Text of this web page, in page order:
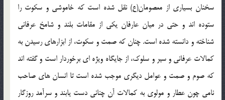
سخنان بسياري از معصومان(ع) نقل شده است كه خاموشي و سكوت را
ستوده اند و حتي در ميان عارفان يكي از مقامات بلند و شامخ عرفاني
شناخته و دانسته شده است. چنان كه صمت و سكوت، از ابزارهاي رسيدن به
كمالات عرفاني و سير و سلوك، از جايگاه ويژه اي برخوردار است و گفته اند
كه صوم و صمت و عوامل ديگري موجب شده است تا انسان هاي صاحب
نامي چون عطار و مولوي به كمالات آن چناني دست يابند و سرآمد روزگار